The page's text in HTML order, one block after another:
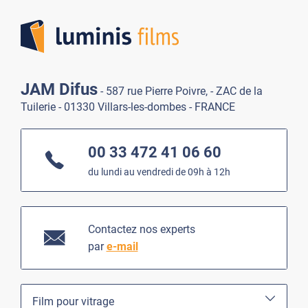
JAM Difus - 587 rue Pierre Poivre, - ZAC de la
Tuilerie - 01330 Villars-les-dombes - FRANCE
00 33 472 41 06 60
du lundi au vendredi de 09h à 12h
Contactez nos experts
pare-mail
Film pour vitrage